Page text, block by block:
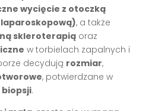
wycięcie z otoczką
, a także
skleroterapią oraz
w torbielach zapalnych i
decydują rozmiar,
, potwierdzane w
biopsji.